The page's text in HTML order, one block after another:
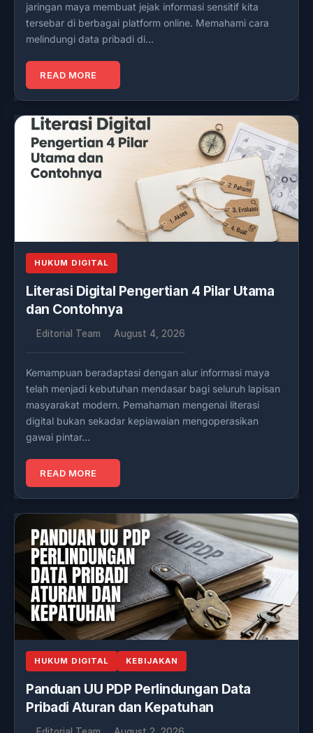
jaringan maya membuat jejak informasi sensitif kita
tersebar di berbagai platform online. Memahami cara
melindungi data pribadi di…
READ MORE
HUKUM DIGITAL
Literasi Digital Pengertian 4 Pilar Utama
dan Contohnya
Editorial Team August 4, 2026
Kemampuan beradaptasi dengan alur informasi maya
telah menjadi kebutuhan mendasar bagi seluruh lapisan
masyarakat modern. Pemahaman mengenai literasi
digital bukan sekadar kepiawaian mengoperasikan
gawai pintar…
READ MORE
HUKUM DIGITAL KEBIJAKAN
Panduan UU PDP Perlindungan Data
Pribadi Aturan dan Kepatuhan